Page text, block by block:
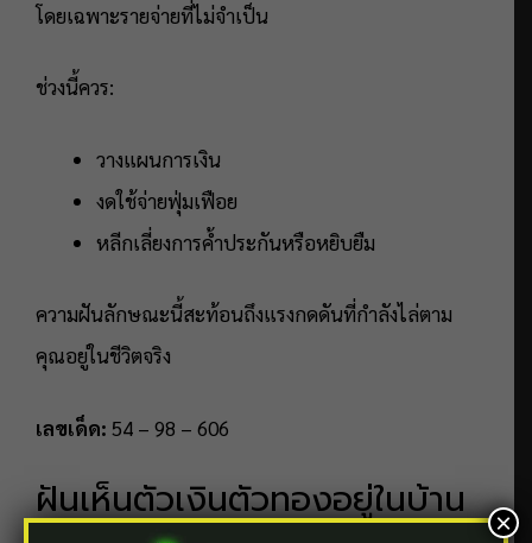
โดยเฉพาะรายจ่ายที่ไม่จำเป็น
ช่วงนี้ควร:
วางแผนการเงิน
งดใช้จ่ายฟุ่มเฟือย
หลีกเลี่ยงการค้ำประกันหรือหยิบยืม
ความฝันลักษณะนี้สะท้อนถึงแรงกดดันที่กำลังไล่ตาม
คุณอยู่ในชีวิตจริง
เลขเด็ด: 54 – 98 – 606
ฝันเห็นตัวเงินตัวทองอยู่ในบ้าน ×